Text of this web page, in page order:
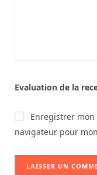
Evaluation de la
Enregistrer
navigateur pour